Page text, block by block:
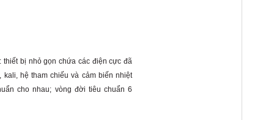
thiết bị nhỏ gọn chứa các điện cực đã
hệ tham chiếu và cảm biến nhiệt
cho nhau; vòng đời tiêu chuẩn 6